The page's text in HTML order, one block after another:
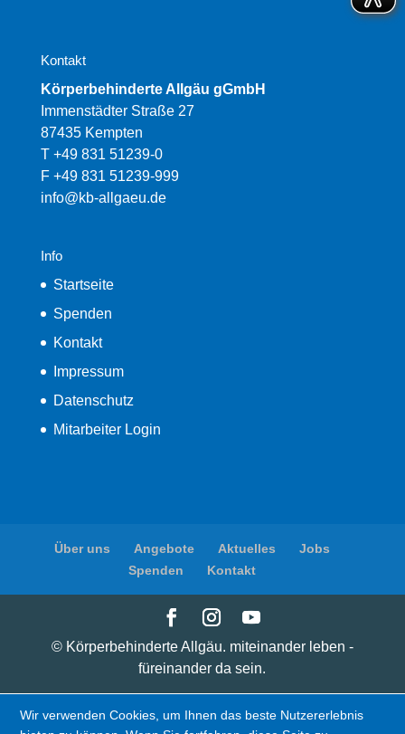
Kontakt
Körperbehinderte Allgäu gGmbH
Immenstädter Straße 27
87435 Kempten
T +49 831 51239-0
F +49 831 51239-999
info@kb-allgaeu.de
Info
Startseite
Spenden
Kontakt
Impressum
Datenschutz
Mitarbeiter Login
Über uns Angebote Aktuelles
Jobs
Spenden
Kontakt
© Körperbehinderte Allgäu. miteinander leben -
füreinander da sein.
Wir verwenden Cookies, um Ihnen das beste Nutzererlebnis